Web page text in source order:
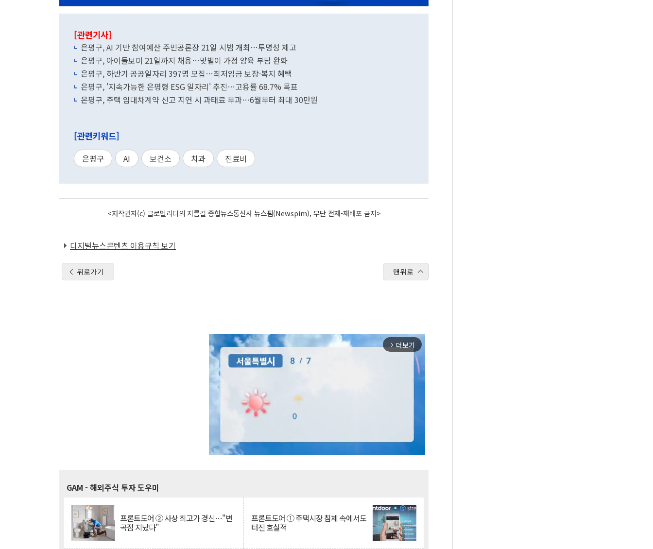
[관련기사]
은평구, AI 기반 참여예산 주민공론장 21일 시범 개최…투명성 제고
은평구, 아이돌보미 21일까지 채용…맞벌이 가정 양육 부담 완화
은평구, 하반기 공공일자리 397명 모집…최저임금 보장·복지 혜택
은평구, '지속가능한 은평형 ESG 일자리' 추진…고용률 68.7% 목표
은평구, 주택 임대차계약 신고 지연 시 과태료 부과…6월부터 최대 30만원
[관련키워드]
은평구 AI 보건소 치과 진료비
<저작권자(c) 글로벌리더의 지름길 종합뉴스통신사 뉴스핌(Newspim), 무단 전재-재배포 금지>
디지털뉴스콘텐츠 이용규칙 보기
뒤로가기 맨위로
arrow_forward_ios 더보기
GAM - 해외주식 투자 도우미
프론트도어 ② 사상 최고가 경신…"변
곡점 지났다"
프론트도어 ① 주택시장 침체 속에서도
터진 호실적